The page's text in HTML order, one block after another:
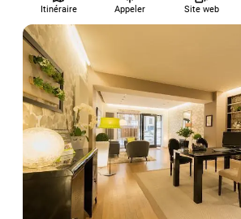
Itinéraire Appeler Site web